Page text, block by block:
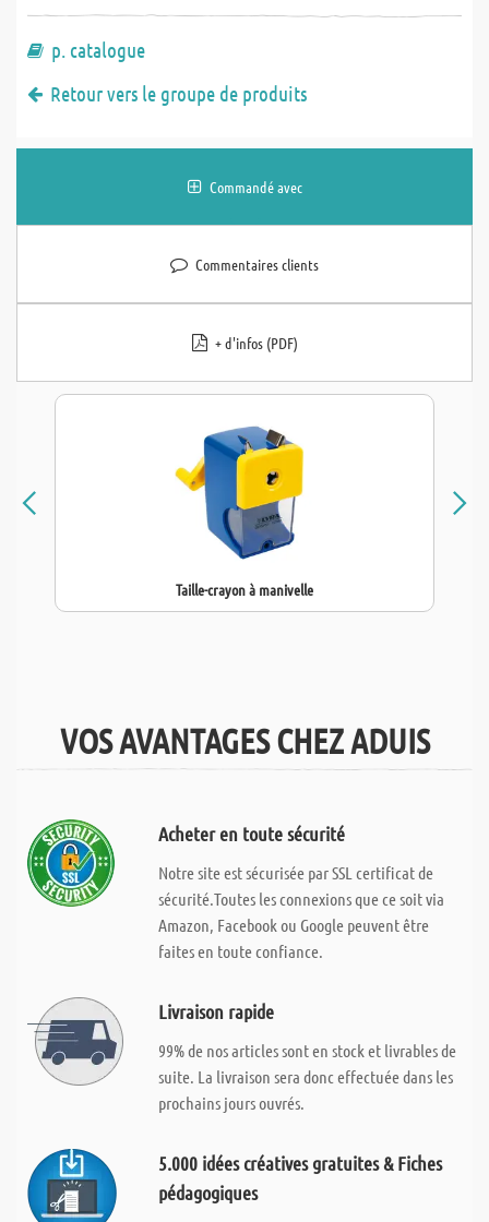
p. catalogue
Retour vers le groupe de produits
Commandé avec
Commentaires clients
+ d'infos (PDF)
Taille-crayon à manivelle
VOS AVANTAGES CHEZ ADUIS
Acheter en toute sécurité
Notre site est sécurisée par SSL certificat de
sécurité.Toutes les connexions que ce soit via
Amazon, Facebook ou Google peuvent être
faites en toute confiance.
Livraison rapide
99% de nos articles sont en stock et livrables de
suite. La livraison sera donc effectuée dans les
prochains jours ouvrés.
5.000 idées créatives gratuites & Fiches
pédagogiques